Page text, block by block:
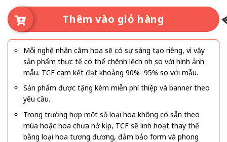
Thêm vào giỏ hàng
Mỗi nghệ nhân cắm hoa sẽ có sự sáng tạo riêng, vì vậy
sản phẩm thực tế có thể chênh lệch nhẹ so với hình ảnh
mẫu. TCF cam kết đạt khoảng 90%–95% so với mẫu.
Sản phẩm được tặng kèm miễn phí thiệp và banner theo
yêu cầu.
Trong trường hợp một số loại hoa không có sẵn theo
mùa hoặc hoa chưa nở kịp, TCF sẽ linh hoạt thay thế
bằng loại hoa tương đương, đảm bảo form và phong